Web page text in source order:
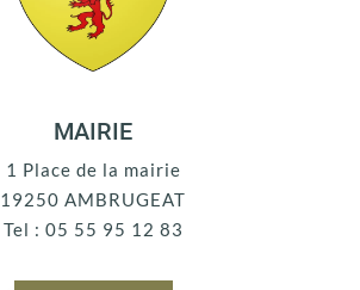
MAIRIE
1 Place de la mairie
19250 AMBRUGEAT
Tel : 05 55 95 12 83